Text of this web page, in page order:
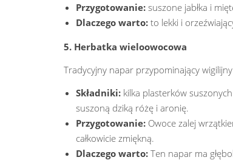
Przygotowanie: suszone jabłka i
Dlaczego warto: to lekki i
5. Herbatka wieloowocowa
Tradycyjny napar przypominający
Składniki: kilka plasterków
suszoną dziką różę i aronię.
Przygotowanie: Owoce zalej
całkowicie zmiękną.
Dlaczego warto: Ten napar ma